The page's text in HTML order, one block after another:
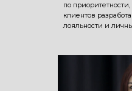
по
клиентов
лояльности и